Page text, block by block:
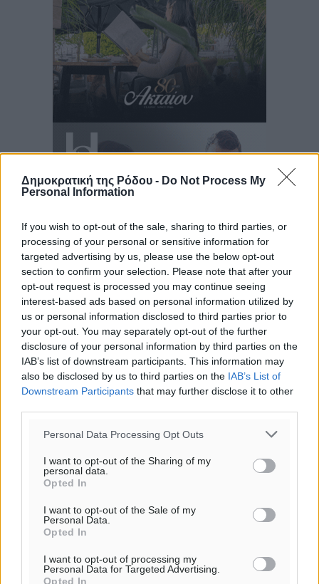
Δημοκρατική της Ρόδου - Do Not Process My
Personal Information
If you wish to opt-out of the sale, sharing to third parties, or
processing of your personal or sensitive information for
targeted advertising by us, please use the below opt-out
section to confirm your selection. Please note that after your
opt-out request is processed you may continue seeing
interest-based ads based on personal information utilized by
us or personal information disclosed to third parties prior to
your opt-out. You may separately opt-out of the further
disclosure of your personal information by third parties on the
IAB’s list of downstream participants. This information may
also be disclosed by us to third parties on the IAB’s List of
Downstream Participants that may further disclose it to other
Personal Data Processing Opt Outs
I want to opt-out of the Sharing of my
personal data.
Opted In
I want to opt-out of the Sale of my
Personal Data.
Opted In
I want to opt-out of processing my
Personal Data for Targeted Advertising.
Opted In
Ροή ειδήσεων
Τα φοιτητικά ενοίκια «τινάζουν στον αέρα» τους
οικογενειακούς προϋπολογισμούς
Ειδήσεις• πριν 1 λεπτό
Τοπικές Ειδήσεις• πριν 21 λεπτά
34.000 αναχωρούν σήμερα μόνο από τον Πειραιά
Ειδήσεις• πριν 28 λεπτά
Μόνιμες θέσεις στους παιδικούς σταθμούς: Οι